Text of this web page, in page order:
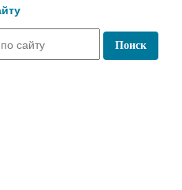
на сайте в разделе